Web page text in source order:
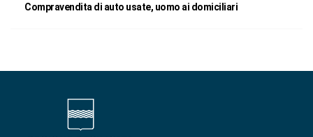
Compravendita di auto usate, uomo ai domiciliari